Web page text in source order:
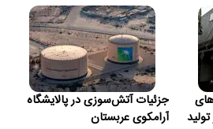
جزئیات آتش‌سوزی در پالایشگاه
آرامکوی عربستان